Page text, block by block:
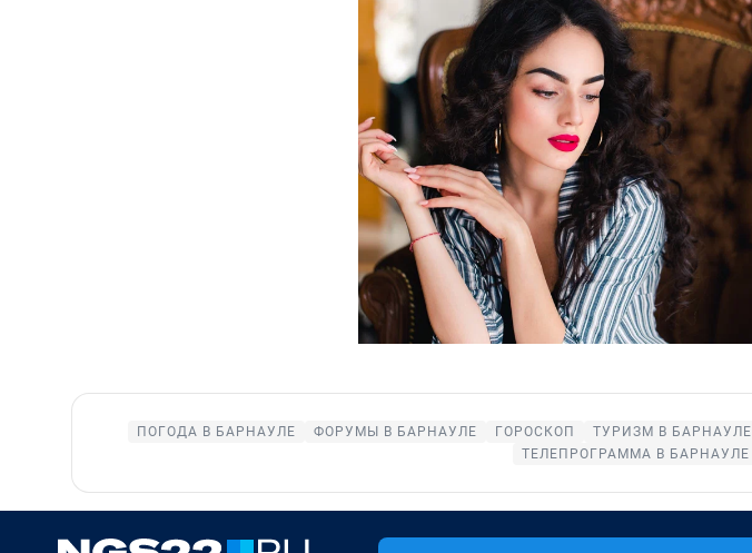
ПОГОДА В БАРНАУЛЕ ФОРУМЫ В БАРНАУЛЕ ГОРОСКОП ТУРИЗМ В БАРНАУЛЕ
ТЕЛЕПРОГРАММА В БАРНАУЛЕ